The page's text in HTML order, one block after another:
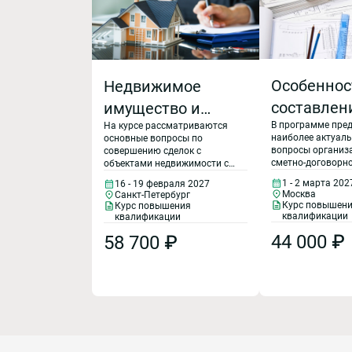
Недвижимое
имущество и
сделки с ним с
учетом
изменений
гражданского и
земельного
законодательства
На курсе рассматриваются
основные вопросы по
совершению сделок с
объектами недвижимости с
гражданского, земельного и
градостроительного
законодательства.
16 - 19 февраля 2027
Санкт-Петербург
Курс повышения
квалификации
58 700 ₽
на
работы и
в 2027 году
В программе
наиболее
вопросы
сметно-
реализации
проведении
наладочных
системам, в том
АСУ ТП с учетом
1 - 2 марта
Москва
Курс
квалификации
44 000 ₽